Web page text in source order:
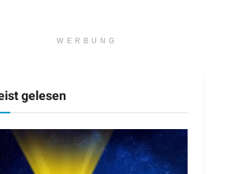
WERBUNG
gelesen